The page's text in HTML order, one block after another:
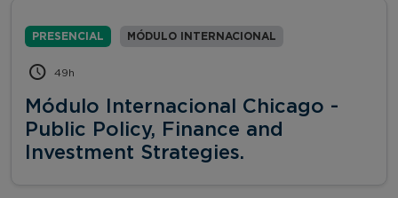
PRESENCIAL MÓDULO INTERNACIONAL
49h
Módulo Internacional Chicago -
Public Policy, Finance and
Investment Strategies.